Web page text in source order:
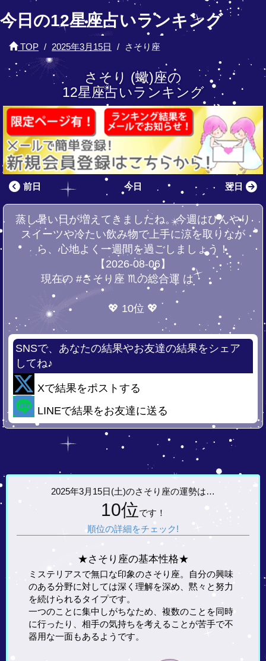
今日の12星座占いランキング
TOP 2025年3月15日 さそり座
さそり (蠍)座の
12星座占いランキング
前日 今日 翌日
蒸し暑い日が増えてきましたね。今週はひんやり
スイーツや冷たい飲み物で上手に涼を取りなが
ら、心地よく一週間を過ごしましょう！
【2026-08-06】
現在の #さそり座 ♏の総合運 は・・・
💖 10位 💖
SNSで、あなたの結果やお友達の結果をシェア
してね♪
Xで結果をポストする
LINEで結果をお友達に送る
2025年3月15日(土)のさそり座の運勢は…
10位です！
順位の詳細をチェック!
★さそり座の基本性格★
ミステリアスで無口な印象のさそり座。自分の興味
のある分野に対しては深く理解を深め、黙々と努力
を続けられるタイプです。
一つのことに集中しがちなため、複数のことを同時
に行ったり、相手の気持ちを考えることが苦手で不
器用な一面もあるようです。